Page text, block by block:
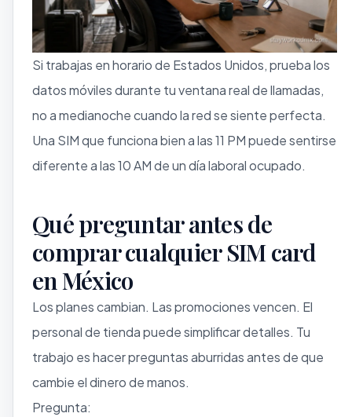
Si trabajas en horario de Estados Unidos, prueba los
datos móviles durante tu ventana real de llamadas,
no a medianoche cuando la red se siente perfecta.
Una SIM que funciona bien a las 11 PM puede sentirse
diferente a las 10 AM de un día laboral ocupado.
Qué preguntar antes de
comprar cualquier SIM card
en México
Los planes cambian. Las promociones vencen. El
personal de tienda puede simplificar detalles. Tu
trabajo es hacer preguntas aburridas antes de que
cambie el dinero de manos.
Pregunta: